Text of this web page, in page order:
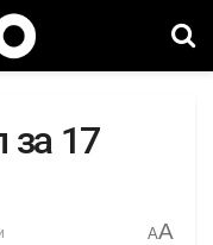
за 17
AA